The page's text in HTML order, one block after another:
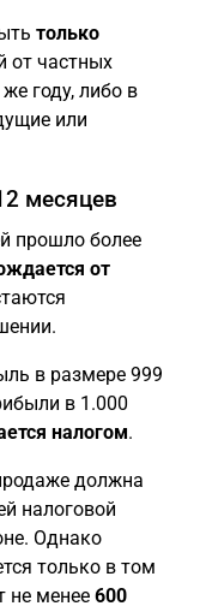
только
от частных
году, либо в
или
месяцев
прошло более
от
в размере 999
в 1.000
налогом.
должна
налоговой
Однако
только в том
не менее 600